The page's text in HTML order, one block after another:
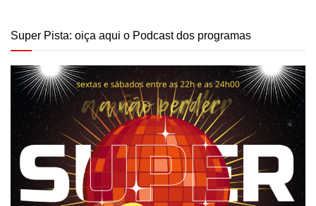
Super Pista: oiça aqui o Podcast dos programas